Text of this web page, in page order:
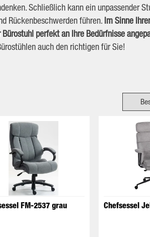
Schließlich kann ein unpassender
Rückenbeschwerden führen. Im Sinne
perfekt an Ihre Bedürfnisse
auch den richtigen für Sie!
FM-2537 grau Chefsessel